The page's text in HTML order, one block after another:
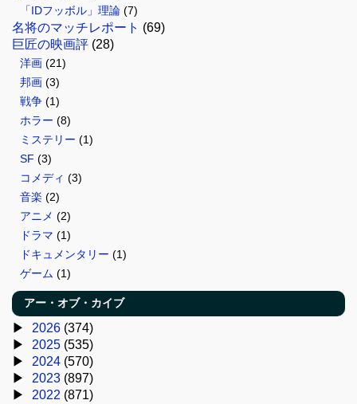
「IDフッボル」理論 (7)
名将のマッチレポート (69)
巨匠の映画評 (28)
洋画 (21)
邦画 (3)
戦争 (1)
ホラー (8)
ミステリー (1)
SF (3)
コメディ (3)
音楽 (2)
アニメ (2)
ドラマ (1)
ドキュメンタリー (1)
ゲーム (1)
アー・オブ・カイブ
2026 (374)
2025 (535)
2024 (570)
2023 (897)
2022 (871)